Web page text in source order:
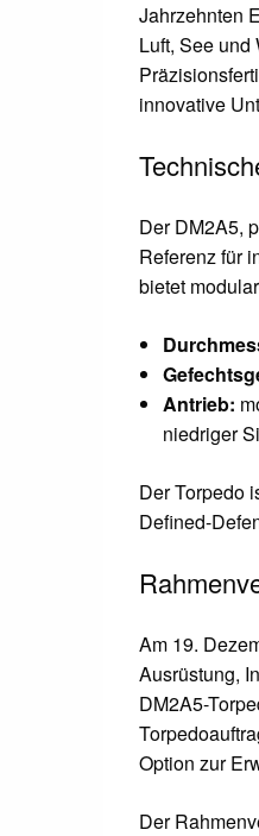
Jahrzehnten
Luft, See
innovative
Der DM2A5,
Referenz für
bietet
Antrieb:
niedriger
Der Torpedo
Defined-
Am 19.
Ausrüstung,
DM2A5-
Option zur
Der